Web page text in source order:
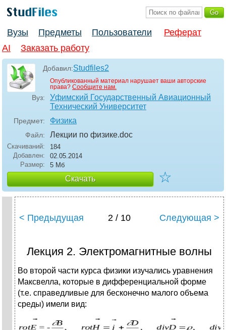
Вузы Предметы Пользователи
Реферат
AI
Заказать работу
Добавил:Studfiles2
Опубликованный материал нарушает ваши авторские
права? Сообщите нам.
Вуз:
Уфимский Государственный Авиационный
Технический Университет
Предмет: Физика
Файл: Лекции по физике.doc
Скачиваний:
184
Добавлен:
02.05.2014
Размер:
5 Мб
Скачать ☆
< Предыдущая 2 / 10 Следующая >
Лекция 2. Электромагнитные волны
Во второй части курса физики изучались уравнения
Максвелла, которые в дифференциальной форме
(т.е. справедливые для бесконечно малого объема
среды) имели вид: